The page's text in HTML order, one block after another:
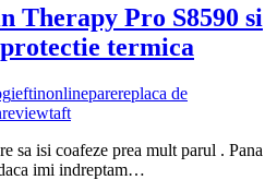
Therapy Pro S8590 si
termica
ieftinonlineparereplaca de
reviewtaft
sa isi coafeze prea mult parul . Pana
imi indreptam…